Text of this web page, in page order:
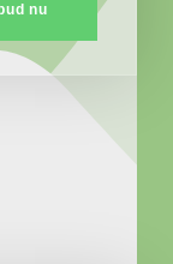
nu